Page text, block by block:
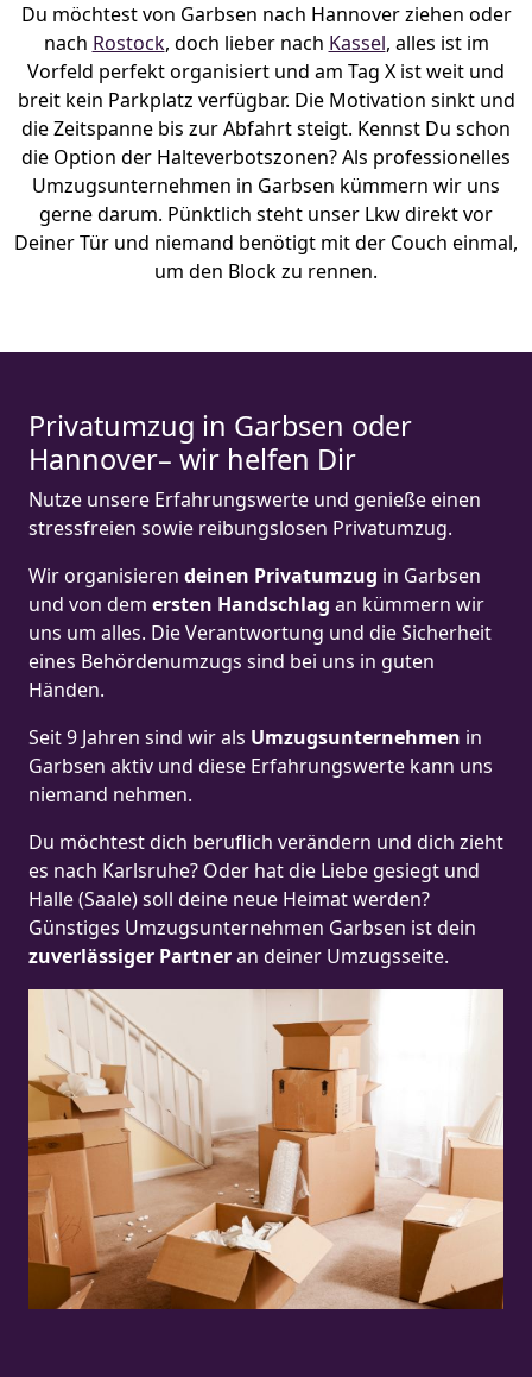
Du möchtest von Garbsen nach Hannover ziehen oder
nach Rostock, doch lieber nach Kassel, alles ist im
Vorfeld perfekt organisiert und am Tag X ist weit und
breit kein Parkplatz verfügbar. Die Motivation sinkt und
die Zeitspanne bis zur Abfahrt steigt. Kennst Du schon
die Option der Halteverbotszonen? Als professionelles
Umzugsunternehmen in Garbsen kümmern wir uns
gerne darum. Pünktlich steht unser Lkw direkt vor
Deiner Tür und niemand benötigt mit der Couch einmal,
um den Block zu rennen.
Privatumzug in Garbsen oder
Hannover– wir helfen Dir
Nutze unsere Erfahrungswerte und genieße einen
stressfreien sowie reibungslosen Privatumzug.
Wir organisieren deinen Privatumzug in Garbsen
und von dem ersten Handschlag an kümmern wir
uns um alles. Die Verantwortung und die Sicherheit
eines Behördenumzugs sind bei uns in guten
Händen.
Seit 9 Jahren sind wir als Umzugsunternehmen in
Garbsen aktiv und diese Erfahrungswerte kann uns
niemand nehmen.
Du möchtest dich beruflich verändern und dich zieht
es nach Karlsruhe? Oder hat die Liebe gesiegt und
Halle (Saale) soll deine neue Heimat werden?
Günstiges Umzugsunternehmen Garbsen ist dein
zuverlässiger Partneran deiner Umzugsseite.